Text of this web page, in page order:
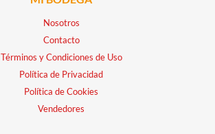
Nosotros
Contacto
Términos y Condiciones de Uso
Política de Privacidad
Política de Cookies
Vendedores